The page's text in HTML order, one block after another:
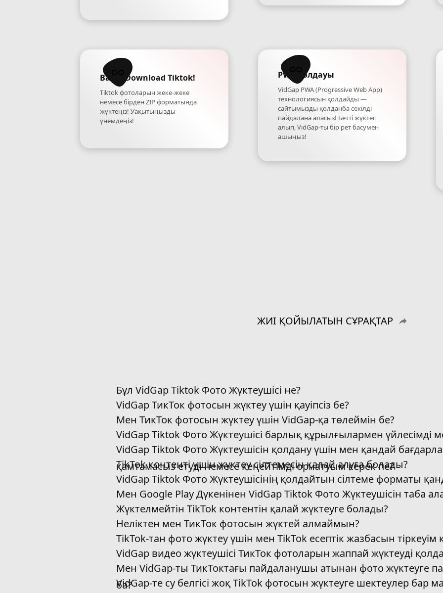
Batch Download Tiktok!
Tiktok фотоларын жеке-жеке
немесе бірден ZIP форматында
жүктеңіз! Уақытыңызды
үнемдеңіз!
PWA қолдауы
VidGap PWA (Progressive Web App)
технологиясын қолдайды —
сайтымызды қолданба секілді
пайдалана аласыз! Бетті жүктеп
алып, VidGap-ты бір рет басумен
ашыңыз!
ЖИІ ҚОЙЫЛАТЫН СҰРАҚТАР
Бұл VidGap Tiktok Фото Жүктеушісі не?
VidGap ТикТок фотосын жүктеу үшін қауіпсіз бе?
Мен ТикТок фотосын жүктеу үшін VidGap-қа төлеймін бе?
VidGap Tiktok Фото Жүктеушісі барлық құрылғылармен үйлесімді
VidGap Tiktok Фото Жүктеушісін қолдану үшін мен қандай
қамтамасыз етуді немесе кеңейтімді орнатуым керек пе?
TikTok контенті үшін жүктеу сілтемесін қалай алуға болады?
VidGap Tiktok Фото Жүктеушісінің қолдайтын сілтеме форматы
Мен Google Play Дүкенінен VidGap Tiktok Фото Жүктеушісін таба
Жүктелмейтін TikTok контентін қалай жүктеуге болады?
Неліктен мен ТикТок фотосын жүктей алмаймын?
TikTok-тан фото жүктеу үшін мен TikTok есептік жазбасын тіркеуім
VidGap видео жүктеушісі ТикТок фотоларын жаппай жүктеуді
Мен VidGap-ты ТикТоктағы пайдаланушы атынан фото жүктеуге
ба?
VidGap-те су белгісі жоқ TikTok фотосын жүктеуге шектеулер бар